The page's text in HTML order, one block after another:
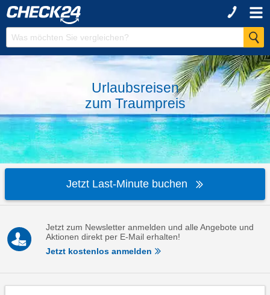
Urlaubsreisen
zum Traumpreis
Jetzt Last-Minute buchen
Jetzt zum Newsletter anmelden und alle Angebote und
Aktionen direkt per E-Mail erhalten!
Jetzt kostenlos anmelden